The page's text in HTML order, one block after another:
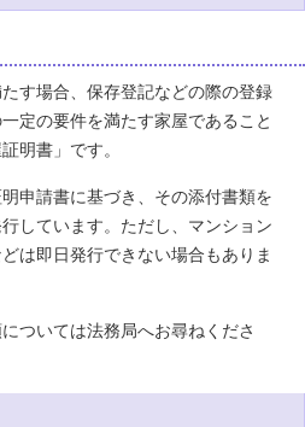
す場合、保存登記などの際の登録
定の要件を満たす家屋であること
明書」です。
申請書に基づき、その添付書類を
しています。ただし、マンション
は即日発行できない場合もありま
ついては法務局へお尋ねくださ